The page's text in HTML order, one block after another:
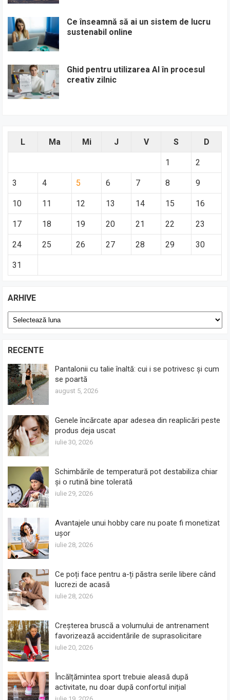
Ce înseamnă să ai un sistem de lucru
sustenabil online
Ghid pentru utilizarea AI în procesul
creativ zilnic
L Ma Mi J V S D
1 2
3 4 5 6 7 8 9
10 11 12 13 14 15 16
17 18 19 20 21 22 23
24 25 26 27 28 29 30
31
ARHIVE
Arhive
RECENTE
Pantalonii cu talie înaltă: cui i se potrivesc și cum
se poartă
august 5, 2026
Genele încărcate apar adesea din reaplicări peste
produs deja uscat
iulie 30, 2026
Schimbările de temperatură pot destabiliza chiar
și o rutină bine tolerată
iulie 29, 2026
Avantajele unui hobby care nu poate fi monetizat
ușor
iulie 28, 2026
Ce poți face pentru a-ți păstra serile libere când
lucrezi de acasă
iulie 28, 2026
Creșterea bruscă a volumului de antrenament
favorizează accidentările de suprasolicitare
iulie 20, 2026
Încălțămintea sport trebuie aleasă după
activitate, nu doar după confortul inițial
iulie 19, 2026